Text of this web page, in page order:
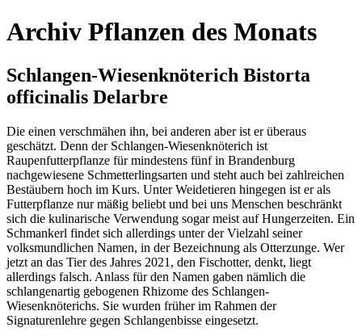
Archiv Pflanzen des Monats
Schlangen-Wiesenknöterich Bistorta
officinalis Delarbre
Die einen verschmähen ihn, bei anderen aber ist er überaus
geschätzt. Denn der Schlangen-Wiesenknöterich ist
Raupenfutterpflanze für mindestens fünf in Brandenburg
nachgewiesene Schmetterlingsarten und steht auch bei zahlreichen
Bestäubern hoch im Kurs. Unter Weidetieren hingegen ist er als
Futterpflanze nur mäßig beliebt und bei uns Menschen beschränkt
sich die kulinarische Verwendung sogar meist auf Hungerzeiten. Ein
Schmankerl findet sich allerdings unter der Vielzahl seiner
volksmundlichen Namen, in der Bezeichnung als Otterzunge. Wer
jetzt an das Tier des Jahres 2021, den Fischotter, denkt, liegt
allerdings falsch. Anlass für den Namen gaben nämlich die
schlangenartig gebogenen Rhizome des Schlangen-
Wiesenknöterichs. Sie wurden früher im Rahmen der
Signaturenlehre gegen Schlangenbisse eingesetzt.